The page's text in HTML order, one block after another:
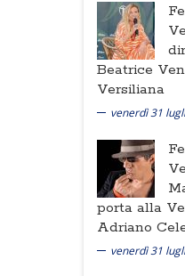
Beatrice
Versiliana
venerdì 31
porta alla
Adriano
venerdì 31